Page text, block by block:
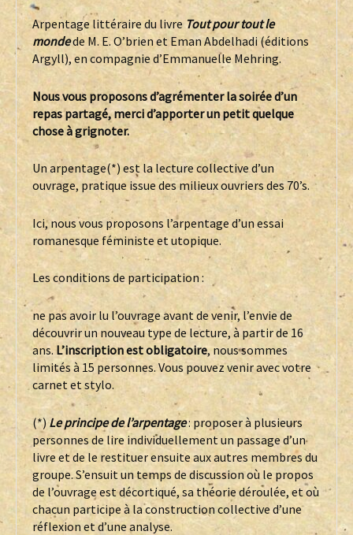
Arpentage littéraire du livre Tout pour tout le
mondede M. E. O’brien et Eman Abdelhadi (éditions
Argyll), en compagnie d’Emmanuelle Mehring.
Nous vous proposons d’agrémenter la soirée d’un
repas partagé, merci d’apporter un petit quelque
chose à grignoter.
Un arpentage(*) est la lecture collective d’un
ouvrage, pratique issue des milieux ouvriers des 70’s.
Ici, nous vous proposons l’arpentage d’un essai
romanesque féministe et utopique.
Les conditions de participation :
ne pas avoir lu l’ouvrage avant de venir, l’envie de
découvrir un nouveau type de lecture, à partir de 16
ans. L’inscription est obligatoire, nous sommes
limités à 15 personnes. Vous pouvez venir avec votre
carnet et stylo.
(*) Le principe de l’arpentage: proposer à plusieurs
personnes de lire individuellement un passage d’un
livre et de le restituer ensuite aux autres membres du
groupe. S’ensuit un temps de discussion où le propos
de l’ouvrage est décortiqué, sa théorie déroulée, et où
chacun participe à la construction collective d’une
réflexion et d’une analyse.